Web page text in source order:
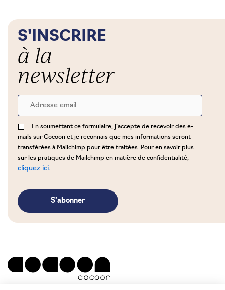
S'INSCRIRE
à la
newsletter
En soumettant ce formulaire, j’accepte de recevoir des e-
mails sur Cocoon et je reconnais que mes informations seront
transférées à Mailchimp pour être traitées. Pour en savoir plus
sur les pratiques de Mailchimp en matière de confidentialité,
cliquez ici.